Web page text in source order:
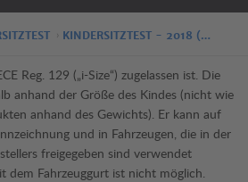
KINDERSITZTEST - 2018 (…
Reg. 129 („i-Size“) zugelassen ist. Die
anhand der Größe des Kindes (nicht wie
anhand des Gewichts). Er kann auf
und in Fahrzeugen, die in der
freigegeben sind verwendet
dem Fahrzeuggurt ist nicht möglich.